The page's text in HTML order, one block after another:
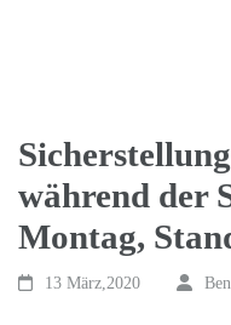
während der
Montag,
13 März,2020